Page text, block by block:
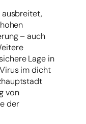
ausbreitet,
– auch
Lage in
im dicht
von
der